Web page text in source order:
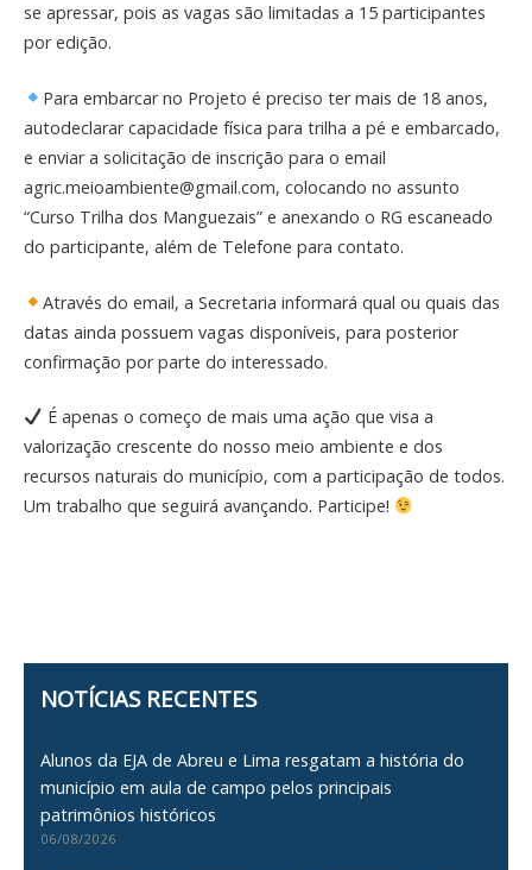
se apressar, pois as vagas são limitadas a 15 participantes
por edição.
Para embarcar no Projeto é preciso ter mais de 18 anos,
autodeclarar capacidade física para trilha a pé e embarcado,
e enviar a solicitação de inscrição para o email
agric.meioambiente@gmail.com, colocando no assunto
“Curso Trilha dos Manguezais” e anexando o RG escaneado
do participante, além de Telefone para contato.
Através do email, a Secretaria informará qual ou quais das
datas ainda possuem vagas disponíveis, para posterior
confirmação por parte do interessado.
É apenas o começo de mais uma ação que visa a
valorização crescente do nosso meio ambiente e dos
recursos naturais do município, com a participação de todos.
Um trabalho que seguirá avançando. Participe!
NOTÍCIAS RECENTES
Alunos da EJA de Abreu e Lima resgatam a história do
município em aula de campo pelos principais
patrimônios históricos
06/08/2026